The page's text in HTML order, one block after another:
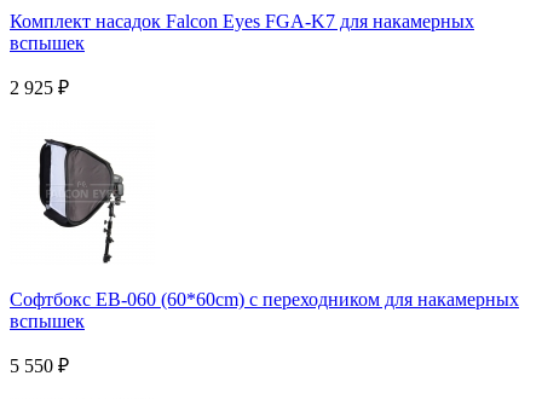
Комплект насадок Falcon Eyes FGA-K7 для накамерных
вспышек
2 925 ₽
Софтбокс EB-060 (60*60cm) с переходником для накамерных
вспышек
5 550 ₽